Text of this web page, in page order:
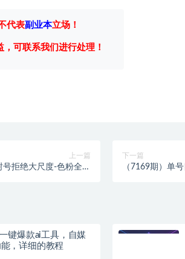
代表副业本立场！
，可联系我们进行处理！
上一篇
拒绝大尺度-色粉全新
下一篇
（7169期）单
键爆款ai工具，自媒
，详细的教程